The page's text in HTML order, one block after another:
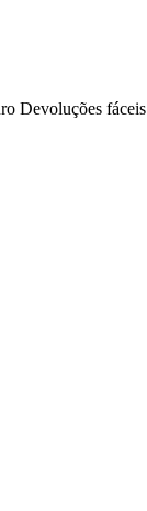
Devoluções fáceis